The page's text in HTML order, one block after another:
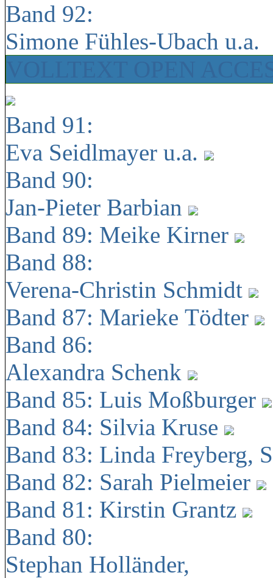
Band 92:
Simone Fühles-Ubach u.a.
Band 91:
Eva Seidlmayer u.a.
Band 90:
Jan-Pieter Barbian
Band 89: Meike Kirner
Band 88:
Verena-Christin Schmidt
Band 87: Marieke Tödter
Band 86:
Alexandra Schenk
Band 85: Luis Moßburger
Band 84: Silvia Kruse
Band 83: Linda Freyberg,
Band 82: Sarah Pielmeier
Band 81: Kirstin Grantz
Band 80:
Stephan Holländer,